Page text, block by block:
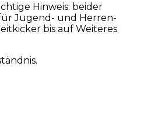
Hinweis: beider
Jugend- und Herren-
bis auf Weiteres